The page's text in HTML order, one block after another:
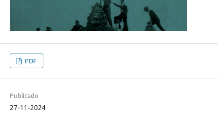
PDF
Publicado
27-11-2024